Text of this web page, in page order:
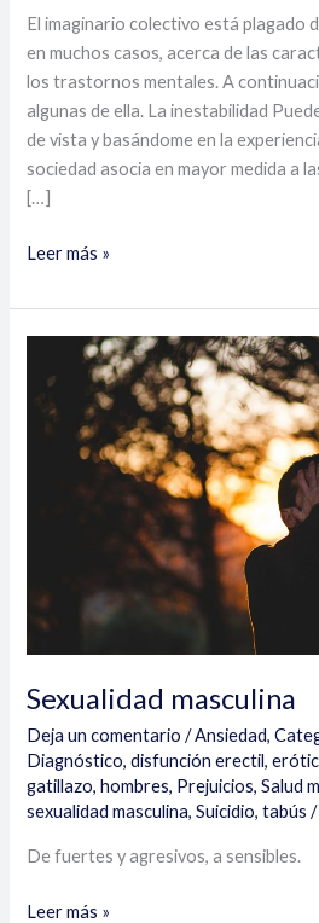
El imaginario colectivo está plagado
en muchos casos, acerca de las
los trastornos mentales. A
algunas de ella. La inestabilidad
de vista y basándome en la
sociedad asocia en mayor medida a
[…]
Leer más »
Sexualidad masculina
Deja un comentario /Ansiedad,
Diagnóstico,disfunción erectil,
gatillazo,hombres, Prejuicios,Salud
sexualidad masculina,Suicidio,tabús
De fuertes y agresivos, a sensibles.
Sexualidad
masculina
Leer más »